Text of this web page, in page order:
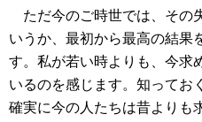
ただ今のご時世では、その
いうか、最初から最高の結果
す。私が若い時よりも、今求
いるのを感じます。知ってお
確実に今の人たちは昔よりも